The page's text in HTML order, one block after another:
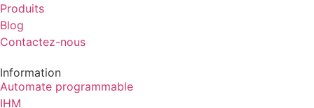
Produits
Blog
Contactez-nous
Information
Automate programmable
IHM